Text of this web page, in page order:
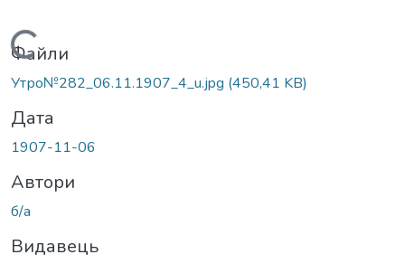
Вантажиться...
Файли
Утро№282_06.11.1907_4_u.jpg (450,41 KB)
Дата
1907-11-06
Автори
б/а
Видавець